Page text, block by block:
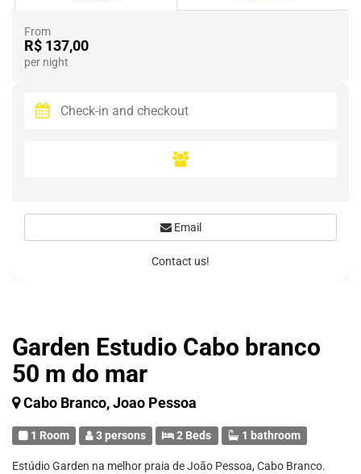
Garden Estudio Cabo branco
50 m do mar
Cabo Branco, Joao Pessoa
1 Room 3 persons 2 Beds 1 bathroom
Estúdio Garden na melhor praia de João Pessoa, Cabo Branco.
From
R$ 137,00
per night
Email
Contact us!